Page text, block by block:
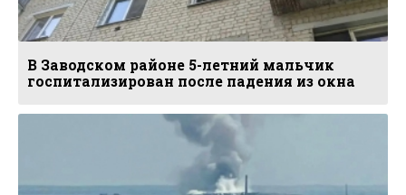
В Заводском районе 5-летний мальчик
госпитализирован после падения из окна